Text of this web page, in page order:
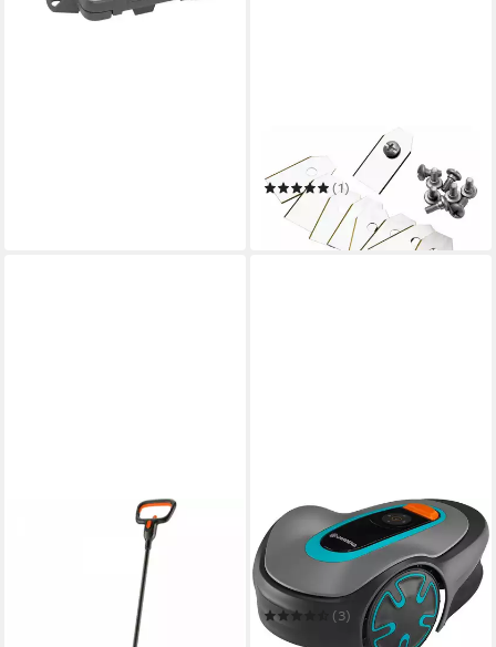
Akku-Rasentrimmer
GARDENA Ersatzmesser (für
Mähroboter)
(1)
ab 25,78 €
in 2-3 Werktagen bei dir
GARDENA
Rasenmähroboter Sileno
minimo
16 cm Schnittbreite
(3)
ab 499,00 €